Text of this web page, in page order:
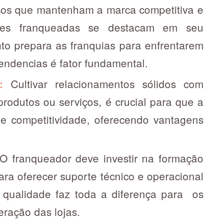
que mantenham a marca competitiva e
franqueadas se destacam em seu
prepara as franquias para enfrentarem
é fator fundamental.
Cultivar relacionamentos sólidos com
ou serviços, é crucial para que a
competitividade, oferecendo vantagens
O franqueador deve investir na formação
oferecer suporte técnico e operacional
faz toda a diferença para os
das lojas.